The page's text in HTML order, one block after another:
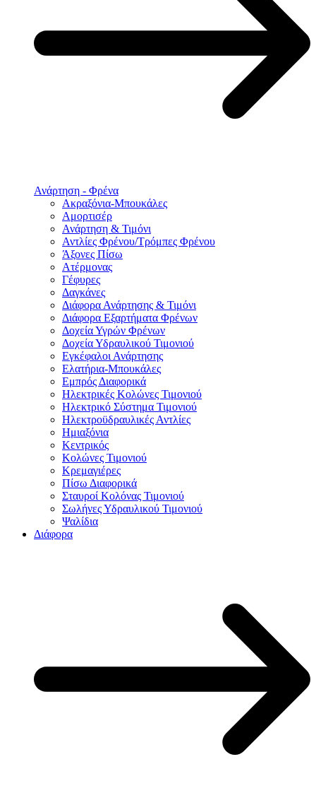
Ανάρτηση - Φρένα
Ακραξόνια-Μπουκάλες
Αμορτισέρ
Ανάρτηση & Τιμόνι
Αντλίες Φρένου/Τρόμπες Φρένου
Άξονες Πίσω
Ατέρμονας
Γέφυρες
Δαγκάνες
Διάφορα Ανάρτησης & Τιμόνι
Διάφορα Εξαρτήματα Φρένων
Δοχεία Υγρών Φρένων
Δοχεία Υδραυλικού Τιμονιού
Εγκέφαλοι Ανάρτησης
Ελατήρια-Μπουκάλες
Εμπρός Διαφορικά
Ηλεκτρικές Κολώνες Τιμονιού
Ηλεκτρικό Σύστημα Τιμονιού
Ηλεκτροϋδραυλικές Αντλίες
Ημιαξόνια
Κεντρικός
Κολώνες Τιμονιού
Κρεμαγιέρες
Πίσω Διαφορικά
Σταυροί Κολόνας Τιμονιού
Σωλήνες Υδραυλικού Τιμονιού
Ψαλίδια
Διάφορα